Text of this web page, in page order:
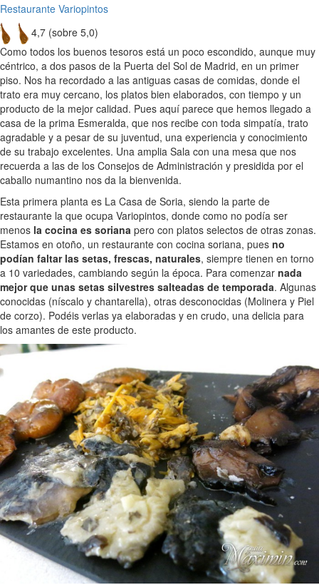
Restaurante Variopintos
4,7 (sobre 5,0)
Como todos los buenos tesoros está un poco escondido, aunque muy
céntrico, a dos pasos de la Puerta del Sol de Madrid, en un primer
piso. Nos ha recordado a las antiguas casas de comidas, donde el
trato era muy cercano, los platos bien elaborados, con tiempo y un
producto de la mejor calidad. Pues aquí parece que hemos llegado a
casa de la prima Esmeralda, que nos recibe con toda simpatía, trato
agradable y a pesar de su juventud, una experiencia y conocimiento
de su trabajo excelentes. Una amplia Sala con una mesa que nos
recuerda a las de los Consejos de Administración y presidida por el
caballo numantino nos da la bienvenida.
Esta primera planta es La Casa de Soria, siendo la parte de
restaurante la que ocupa Variopintos, donde como no podía ser
menos la cocina es soriana pero con platos selectos de otras zonas.
Estamos en otoño, un restaurante con cocina soriana, pues no
podían faltar las setas, frescas, naturales, siempre tienen en torno
a 10 variedades, cambiando según la época. Para comenzar nada
mejor que unas setas silvestres salteadas de temporada. Algunas
conocidas (níscalo y chantarella), otras desconocidas (Molinera y Piel
de corzo). Podéis verlas ya elaboradas y en crudo, una delicia para
los amantes de este producto.